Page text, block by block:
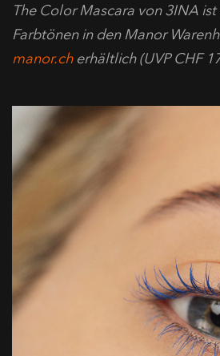
The Color Mascara von 3INA
Farbtönen in den Manor
manor.cherhältlich (UVP CHF